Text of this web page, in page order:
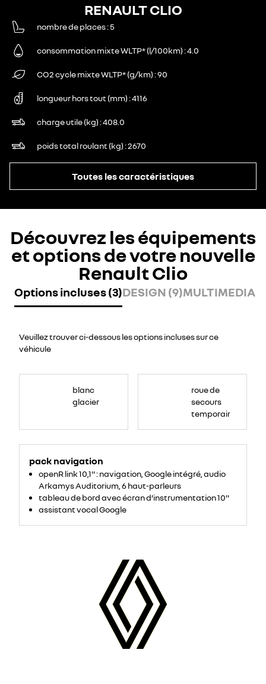
RENAULT CLIO
nombre de places 5
consommation mixte WLTP* (l/100km) 4.0
CO2 cycle mixte WLTP* (g/km) 90
longueur hors tout (mm) 4116
charge utile (kg) 408.0
poids total roulant (kg) 2670
Toutes les caractéristiques
Découvrez les équipements
et options de votre nouvelle
Renault Clio
Options incluses (3)DESIGN (9)MULTIMEDIA
Veuillez trouver ci-dessous les options incluses sur ce
véhicule
blanc
glacier
pack navigation
openR link 10,1'' : navigation, Google intégré, audio
Arkamys Auditorium, 6 haut-parleurs
tableau de bord avec écran d’instrumentation 10''
assistant vocal Google
roue de
secours
temporaire